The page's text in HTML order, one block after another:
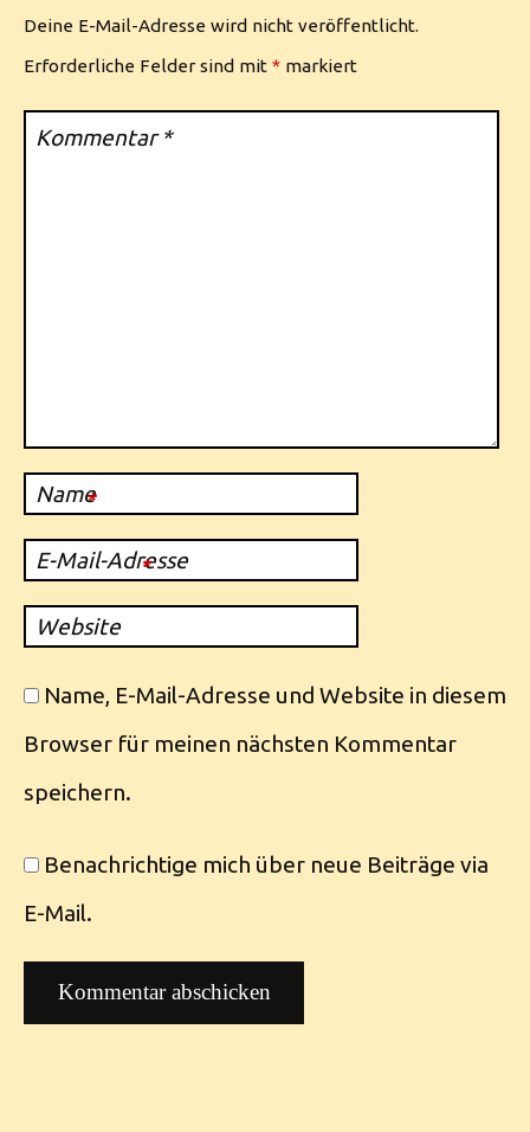
Deine E-Mail-Adresse wird nicht veröffentlicht.
Erforderliche Felder sind mit * markiert
Kommentar*
Name
*
E-Mail-Adresse
*
Website
Name, E-Mail-Adresse und Website in diesem
Browser für meinen nächsten Kommentar
speichern.
Benachrichtige mich über neue Beiträge via
E-Mail.